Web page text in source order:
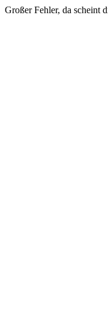
Großer Fehler, da scheint